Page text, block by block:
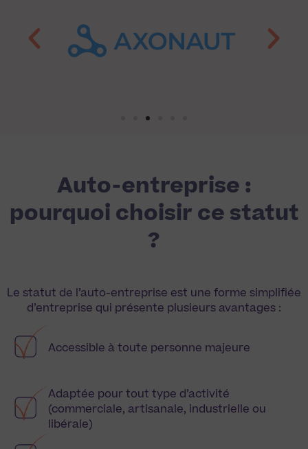
Auto-entreprise :
pourquoi choisir ce statut
?
Le statut de l’auto-entreprise est une forme simplifiée
d’entreprise qui présente plusieurs avantages :
Accessible à toute personne majeure
Adaptée pour tout type d’activité
(commerciale, artisanale, industrielle ou
libérale)